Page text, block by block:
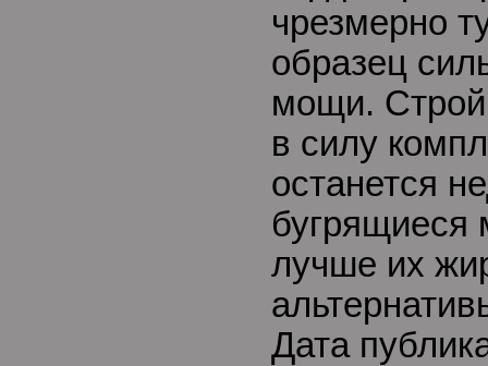
чрезмерно
образец
мощи.
в силу
останется
лучше их
Дата